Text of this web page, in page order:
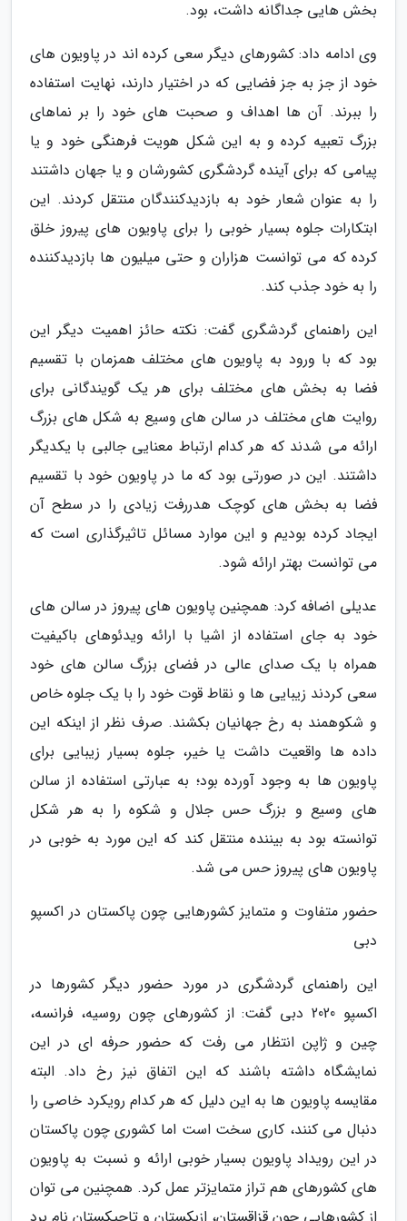
بخش هایی جداگانه داشت، بود.
وی ادامه داد: کشورهای دیگر سعی کرده اند در پاویون های
خود از جز به جز فضایی که در اختیار دارند، نهایت استفاده
را ببرند. آن ها اهداف و صحبت های خود را بر نماهای
بزرگ تعبیه کرده و به این شکل هویت فرهنگی خود و یا
پیامی که برای آینده گردشگری کشورشان و یا جهان داشتند
را به عنوان شعار خود به بازدیدکنندگان منتقل کردند. این
ابتکارات جلوه بسیار خوبی را برای پاویون های پیروز خلق
کرده که می توانست هزاران و حتی میلیون ها بازدیدکننده
را به خود جذب کند.
این راهنمای گردشگری گفت: نکته حائز اهمیت دیگر این
بود که با ورود به پاویون های مختلف همزمان با تقسیم
فضا به بخش های مختلف برای هر یک گویندگانی برای
روایت های مختلف در سالن های وسیع به شکل های بزرگ
ارائه می شدند که هر کدام ارتباط معنایی جالبی با یکدیگر
داشتند. این در صورتی بود که ما در پاویون خود با تقسیم
فضا به بخش های کوچک هدررفت زیادی را در سطح آن
ایجاد کرده بودیم و این موارد مسائل تاثیرگذاری است که
می توانست بهتر ارائه شود.
عدیلی اضافه کرد: همچنین پاویون های پیروز در سالن های
خود به جای استفاده از اشیا با ارائه ویدئوهای باکیفیت
همراه با یک صدای عالی در فضای بزرگ سالن های خود
سعی کردند زیبایی ها و نقاط قوت خود را با یک جلوه خاص
و شکوهمند به رخ جهانیان بکشند. صرف نظر از اینکه این
داده ها واقعیت داشت یا خیر، جلوه بسیار زیبایی برای
پاویون ها به وجود آورده بود؛ به عبارتی استفاده از سالن
های وسیع و بزرگ حس جلال و شکوه را به هر شکل
توانسته بود به بیننده منتقل کند که این مورد به خوبی در
پاویون های پیروز حس می شد.
حضور متفاوت و متمایز کشورهایی چون پاکستان در اکسپو
دبی
این راهنمای گردشگری در مورد حضور دیگر کشورها در
اکسپو 2020 دبی گفت: از کشورهای چون روسیه، فرانسه،
چین و ژاپن انتظار می رفت که حضور حرفه ای در این
نمایشگاه داشته باشند که این اتفاق نیز رخ داد. البته
مقایسه پاویون ها به این دلیل که هر کدام رویکرد خاصی را
دنبال می کنند، کاری سخت است اما کشوری چون پاکستان
در این رویداد پاویون بسیار خوبی ارائه و نسبت به پاویون
های کشورهای هم تراز متمایزتر عمل کرد. همچنین می توان